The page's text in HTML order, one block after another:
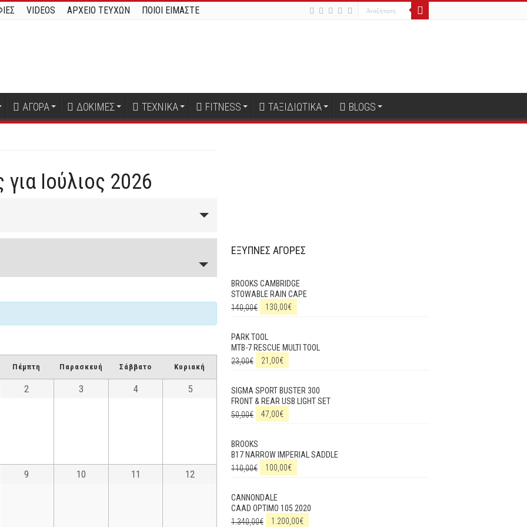
VIDEOS ΑΡΧΕΙΟ ΤΕΥΧΩΝ ΠΟΙΟΙ ΕΙΜΑΣΤΕ
ΑΓΟΡΑ ΔΟΚΙΜΕΣ ΤΕΧΝΙΚΑ FITNESS ΤΑΞΙΔΙΩΤΙΚΑ BLOGS
Ιούλιος 2026
Πέμπτη Παρασκευή Σάββατο Κυριακή
2 3 4 5
9 10 11 12
ΕΞΥΠΝΕΣ ΑΓΟΡΕΣ
BROOKS CAMBRIDGE
STOWABLE RAIN CAPE
140,00€ 130,00€
PARK TOOL
MTB-7 RESCUE MULTI TOOL
23,00€ 21,00€
SIGMA SPORT BUSTER 300
FRONT & REAR USB LIGHT SET
50,00€ 47,00€
BROOKS
B17 NARROW IMPERIAL SADDLE
110,00€ 100,00€
CANNONDALE
CAAD OPTIMO 105 2020
1.340,00€ 1.200,00€